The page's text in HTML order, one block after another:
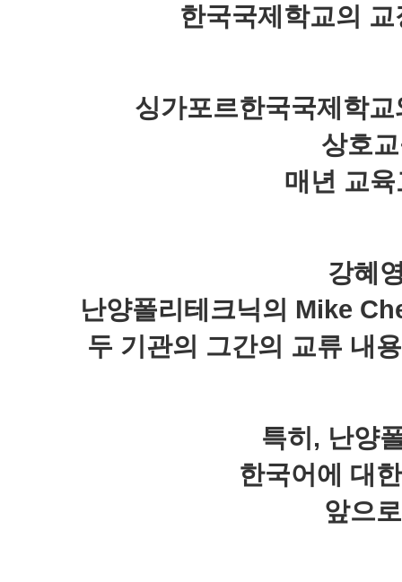
한국국제학교의 교
싱가포르한국국제학
상호
매년 교
강혜
난양폴리테크닉의 Mike
두 기관의 그간의 교류 내
특히 , 난양
한국어에 대
앞으